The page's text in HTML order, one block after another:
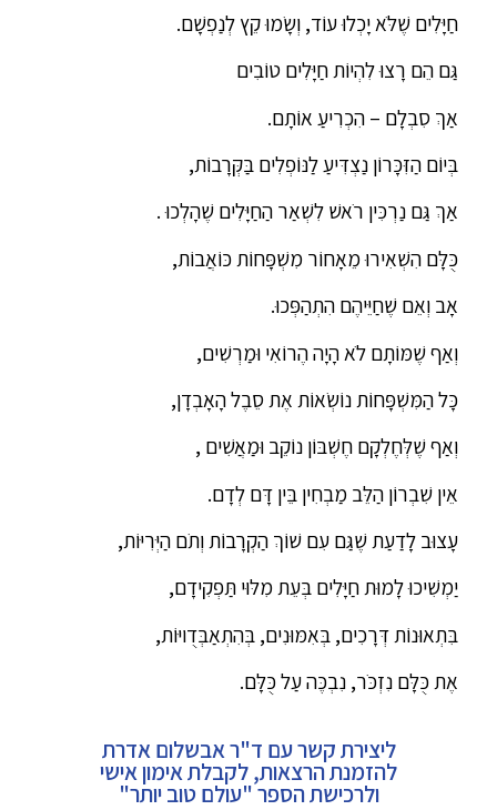
חַיָּלִים שֶׁלֹּא יָכְלוּ עוֹד, וְשָׂמוּ קֵץ לְנַפְשָׁם.
גַּם הֵם רָצוּ לִהְיוֹת חַיָּלִים טוֹבִים
אַךְ סִבְלָם – הִכְרִיעַ אוֹתָם.
בְּיוֹם הַזִּכָּרוֹן נַצְדִּיעַ לַנּוֹפְלִים בַּקְּרָבוֹת,
אַךְ גַּם נַרְכִּין רֹאשׁ לִשְׁאַר הַחַיָּלִים שֶׁהָלְכוּ .
כֻּלָּם הִשְׁאִירוּ מֵאָחוֹר מִשְׁפָּחוֹת כּוֹאֲבוֹת,
אָב וְאֵם שֶׁחַיֵּיהֶם הִתְהַפְּכוּ.
וְאַף שֶׁמּוֹתָם לֹא הָיָה הֶרוֹאִי וּמַרְשִׁים,
כָּל הַמִּשְׁפָּחוֹת נוֹשְׂאוֹת אֶת סֵבֶל הָאָבְדָן,
וְאַף שֶׁלְּחֶלְקָם חֶשְׁבּוֹן נוֹקֵב וּמַאֲשִׁים ,
אֵין שִׁבְרוֹן הַלֵּב מַבְחִין בֵּין דָּם לְדָם.
עָצוּב לָדַעַת שֶׁגַּם עִם שׁוֹךְ הַקְרָבוֹת וְתֹם הַיְּרִיּוֹת,
יַמְשִׁיכוּ לָמוּת חַיָּלִים בְּעֵת מִלּוּי תַּפְקִידָם,
בִּתְאוּנוֹת דְּרָכִים, בְּאִמּוּנִים, בְּהִתְאַבְּדֻויּוֹת,
אֶת כֻּלָּם נִזְכֹּר, נִבְכֶּה עַל כֻּלָּם.
ליצירת קשר עם ד"ר אבשלום אדרת
להזמנת הרצאות, לקבלת אימון אישי
ולרכישת הספר "עולם טוב יותר"